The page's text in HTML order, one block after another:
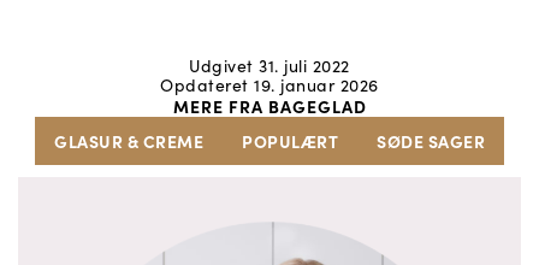
Udgivet 31. juli 2022
Opdateret 19. januar 2026
MERE FRA BAGEGLAD
GLASUR & CREME
POPULÆRT SØDE SAGER